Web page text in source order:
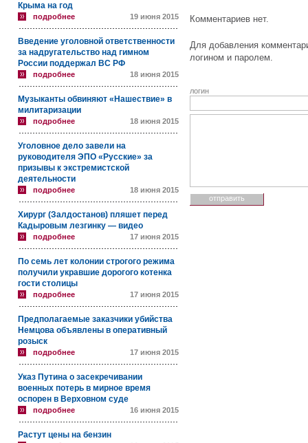
Крыма на год
подробнее 19 июня 2015
Введение уголовной ответственности
за надругательство над гимном
России поддержал ВС РФ
подробнее 18 июня 2015
Музыканты обвиняют «Нашествие» в
милитаризации
подробнее 18 июня 2015
Уголовное дело завели на
руководителя ЭПО «Русские» за
призывы к экстремистской
деятельности
подробнее 18 июня 2015
Хирург (Залдостанов) пляшет перед
Кадыровым лезгинку — видео
подробнее 17 июня 2015
По семь лет колонии строгого режима
получили укравшие дорогого котенка
гости столицы
подробнее 17 июня 2015
Предполагаемые заказчики убийства
Немцова объявлены в оперативный
розыск
подробнее 17 июня 2015
Указ Путина о засекречивании
военных потерь в мирное время
оспорен в Верховном суде
подробнее 16 июня 2015
Растут цены на бензин
Комментариев нет.
Для добавления
логином и паролем.
логин